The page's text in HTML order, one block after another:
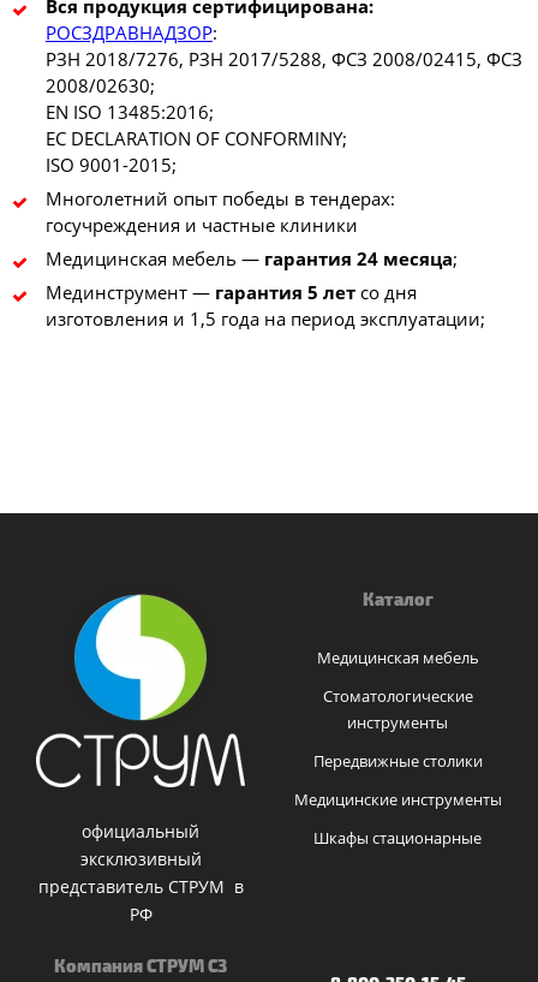
Вся продукция сертифицирована:
РОСЗДРАВНАДЗОР:
РЗН 2018/7276, РЗН 2017/5288, ФСЗ 2008/02415, ФСЗ
2008/02630;
EN ISO 13485:2016;
EC DECLARATION OF CONFORMINY;
ISO 9001-2015;
Многолетний опыт победы в тендерах:
госучреждения и частные клиники
Медицинская мебель — гарантия 24 месяца;
Мединструмент — гарантия 5 летсо дня
изготовления и 1,5 года на период эксплуатации;
официальный
эксклюзивный
представитель СТРУМ в
РФ
Каталог
Медицинская мебель
Стоматологические
инструменты
Передвижные столики
Медицинские инструменты
Шкафы стационарные
Компания СТРУМ СЗ